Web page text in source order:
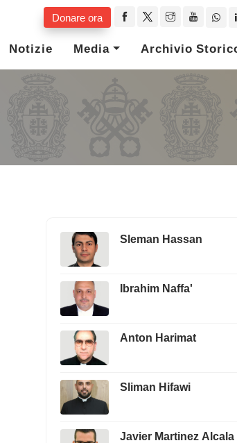
Donare ora
Notizie Media Archivio
Sleman Hassan
Ibrahim Naffa'
Anton Harimat
Sliman Hifawi
Javier Martinez Alcala